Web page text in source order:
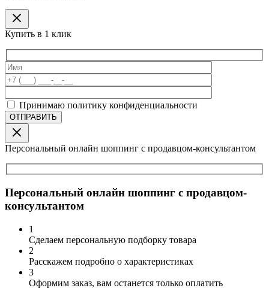
Купить в 1 клик
Принимаю политику конфиденциальности
Персональный онлайн шоппинг с продавцом-консультантом
Персональный онлайн шоппинг с продавцом-
консультантом
1
Сделаем персональную подборку товара
2
Расскажем подробно о характеристиках
3
Оформим заказ, вам останется только оплатить